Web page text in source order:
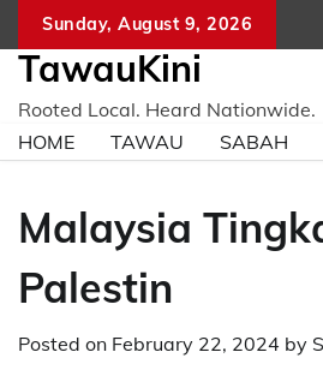
content
Sunday, August 9, 2026
TawauKini
Rooted Local. Heard Nationwide.
HOME
TAWAU SABAH
Malaysia
Palestin
Posted on February 22, 2024 by